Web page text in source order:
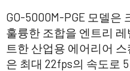
GO-5000M-PGE 모델은
훌륭한 조합을 엔트리
트한 산업용 에어리어
은 최대 22fps의 속도로